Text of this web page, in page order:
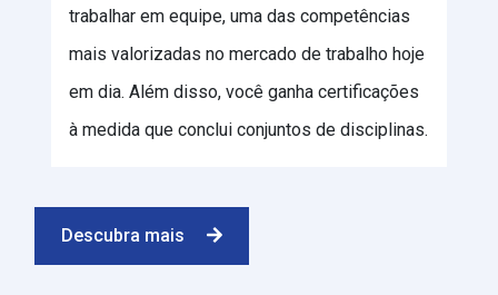
trabalhar em equipe, uma das competências
mais valorizadas no mercado de trabalho hoje
em dia. Além disso, você ganha certificações
à medida que conclui conjuntos de disciplinas.
Descubra mais